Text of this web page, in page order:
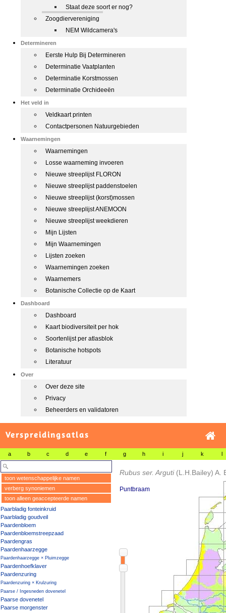
Staat deze soort er nog?
Zoogdiervereniging
NEM Wildcamera's
Determineren
Eerste Hulp Bij Determineren
Determinatie Vaatplanten
Determinatie Korstmossen
Determinatie Orchideeën
Het veld in
Veldkaart printen
Contactpersonen Natuurgebieden
Waarnemingen
Waarnemingen
Losse waarneming invoeren
Nieuwe streeplijst FLORON
Nieuwe streeplijst paddenstoelen
Nieuwe streeplijst (korst)mossen
Nieuwe streeplijst ANEMOON
Nieuwe streeplijst weekdieren
Mijn Lijsten
Mijn Waarnemingen
Lijsten zoeken
Waarnemingen zoeken
Waarnemers
Botanische Collectie op de Kaart
Dashboard
Dashboard
Kaart biodiversiteit per hok
Soortenlijst per atlasblok
Botanische hotspots
Literatuur
Over
Over deze site
Privacy
Beheerders en validatoren
Verspreidingsatlas
a b c d e f g h i j k l
toon wetenschappelijke namen
verberg synoniemen
toon alleen geaccepteerde namen
Paarbladig fonteinkruid
Paarbladig goudveil
Paardenbloem
Paardenbloemstreepzaad
Paardengras
Paardenhaarzegge
Paardenhaarzegge × Pluimzegge
Paardenhoefklaver
Paardenzuring
Paardenzuring × Krulzuring
Paarse / Ingesneden dovenetel
Paarse dovenetel
Paarse morgenster
Rubus ser. Arguti (L.H.Bailey) A.
Puntbraam